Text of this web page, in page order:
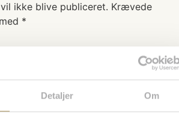
Detaljer Om
ikke blive publiceret. Krævede
*